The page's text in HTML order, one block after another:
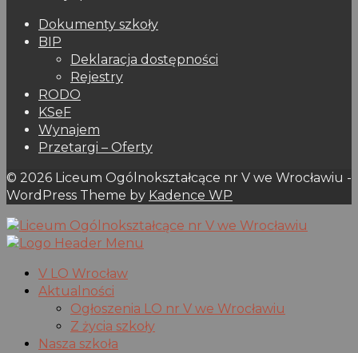
Dokumenty szkoły
BIP
Deklaracja dostępności
Rejestry
RODO
KSeF
Wynajem
Przetargi – Oferty
© 2026 Liceum Ogólnokształcące nr V we Wrocławiu -
WordPress Theme by Kadence WP
V LO Wrocław
Aktualności
Ogłoszenia LO nr V we Wrocławiu
Z życia szkoły
Nasza szkoła